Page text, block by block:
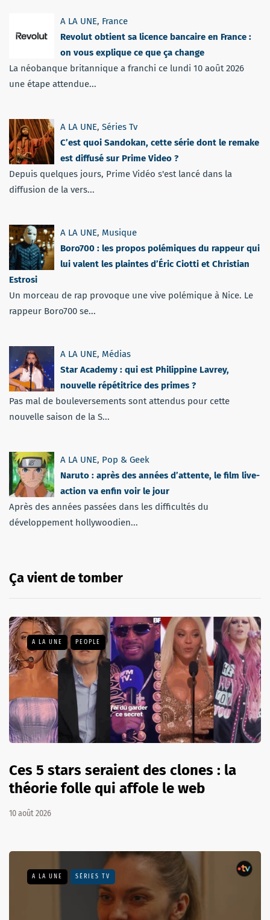
A LA UNE, France
Revolut obtient sa licence bancaire en France :
on vous explique ce que ça change
La néobanque britannique a franchi ce lundi 10 août 2026
une étape attendue...
A LA UNE, Séries Tv
C’est quoi Sandokan, cette série dont le remake
est diffusé sur Prime Video ?
Depuis quelques jours, Prime Vidéo s'est lancé dans la
diffusion de la vers...
A LA UNE, Musique
Boro700 : les propos polémiques du rappeur qui
lui valent les plaintes d’Éric Ciotti et Christian
Estrosi
Un morceau de rap provoque une vive polémique à Nice. Le
rappeur Boro700 se...
A LA UNE, Médias
Star Academy : qui est Philippine Lavrey,
nouvelle répétitrice des primes ?
Pas mal de bouleversements sont attendus pour cette
nouvelle saison de la S...
A LA UNE, Pop & Geek
Naruto : après des années d’attente, le film live-
action va enfin voir le jour
Après des années passées dans les difficultés du
développement hollywoodien...
Ça vient de tomber
A LA UNE PEOPLE
Ces 5 stars seraient des clones : la
théorie folle qui affole le web
10 août 2026
A LA UNE SÉRIES TV